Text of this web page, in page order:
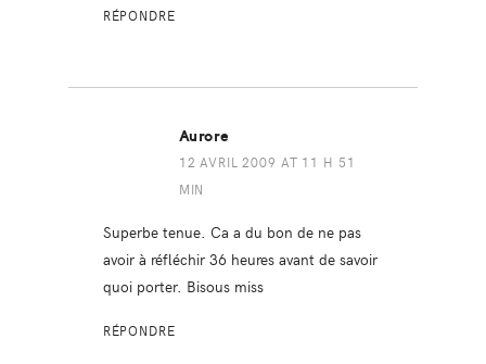
RÉPONDRE
Aurore
12 AVRIL 2009 AT 11 H 51
MIN
Superbe tenue. Ca a du bon de ne pas
avoir à réfléchir 36 heures avant de savoir
quoi porter. Bisous miss
RÉPONDRE